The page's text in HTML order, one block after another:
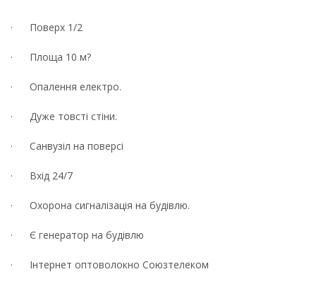
· Поверх 1/2
· Площа 10 м?
· Опалення електро.
· Дуже товсті стіни.
· Санвузіл на поверсі
· Вхід 24/7
· Охорона сигналізація на будівлю.
· Є генератор на будівлю
· Інтернет оптоволокно Союзтелеком